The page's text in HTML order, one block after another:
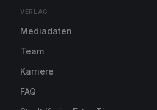
VERLAG
Mediadaten
Team
Karriere
FAQ